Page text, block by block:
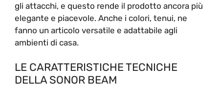
gli attacchi, e questo rende il prodotto ancora più
elegante e piacevole. Anche i colori, tenui, ne
fanno un articolo versatile e adattabile agli
ambienti di casa.
LE CARATTERISTICHE TECNICHE
DELLA SONOR BEAM